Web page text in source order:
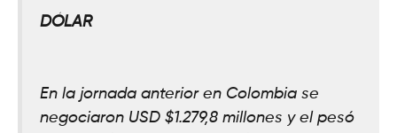
DÓLAR
En la jornada anterior en Colombia se
negociaron USD $1.279,8 millones y el pesó